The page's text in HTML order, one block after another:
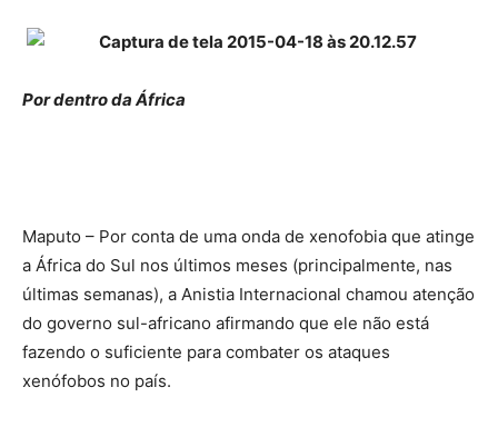
Por dentro da África
Maputo – Por conta de uma onda de xenofobia que atinge
a África do Sul nos últimos meses (principalmente, nas
últimas semanas), a Anistia Internacional chamou atenção
do governo sul-africano afirmando que ele não está
fazendo o suficiente para combater os ataques
xenófobos no país.